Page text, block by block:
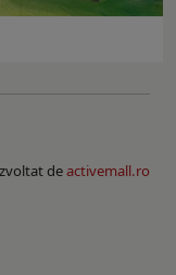
deactivemall.ro